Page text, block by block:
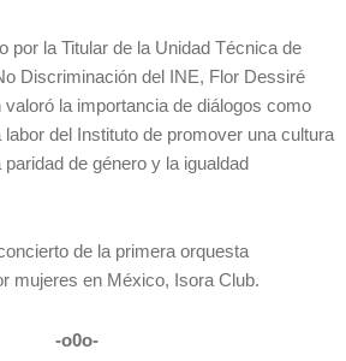
por la Titular de la Unidad Técnica de
Discriminación del INE, Flor Dessiré
valoró la importancia de diálogos como
del Instituto de promover una cultura
de género y la igualdad
de la primera orquesta
mujeres en México, Isora Club.
-o0o-